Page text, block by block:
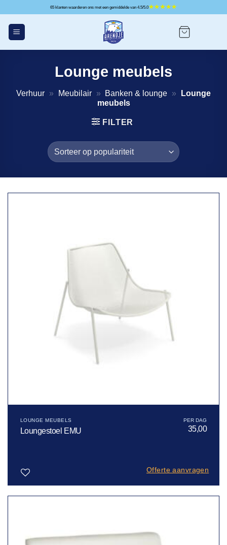
inhoud
65 klanten waarderen ons met een gemiddelde van 4.5/5.0
Lounge meubels
Verhuur » Meubilair » Banken & lounge »
Lounge
meubels
FILTER
LOUNGE MEUBELS
Loungestoel EMU 35,00
Offerte aanvragen